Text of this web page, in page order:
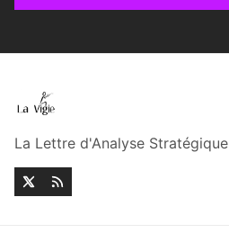
La Lettre d'Analyse Stratégique